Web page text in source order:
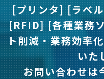
[プリンタ] [ラベ
[RFID] [各種業務
ト削減・業務効率
いた
お問い合わせは